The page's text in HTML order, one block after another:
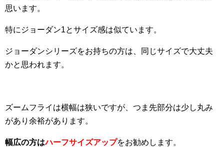
思います。
特にジョーダン1とサイズ感は似ています。
ジョーダンシリーズをお持ちの方は、同じサイズで大丈夫
かと思われます。
ズームフライは横幅は狭いですが、つま先部分は少し丸み
があり余裕があります。
幅広の方はハーフサイズアップをお勧めします。